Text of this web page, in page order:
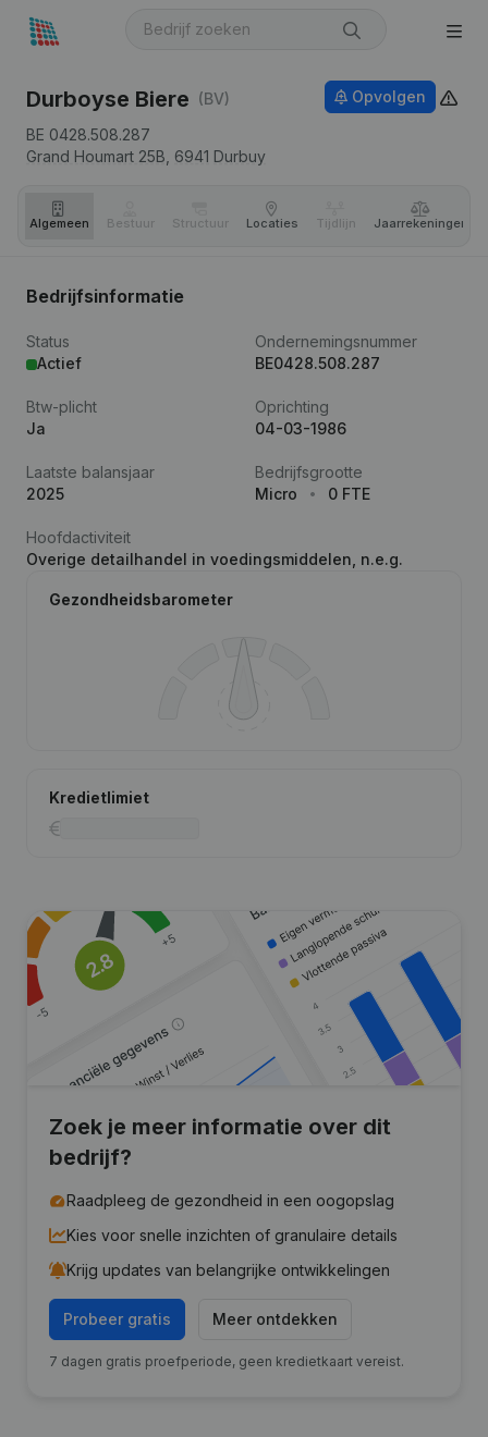
Durboyse Biere (BV)
BE 0428.508.287
Grand Houmart 25B, 6941 Durbuy
Opvolgen
Algemeen Bestuur Structuur Locaties Tijdlijn Jaar­rekeningen
Bedrijfsinformatie
Status
Actief
Ondernemingsnummer
BE0428.508.287
Btw-plicht
Ja
Oprichting
04-03-1986
Laatste balansjaar
2025
Bedrijfsgrootte
Micro
0 FTE
Hoofdactiviteit
Overige detailhandel in voedingsmiddelen, n.e.g.
Gezondheidsbarometer
Kredietlimiet
Zoek je meer informatie over dit
bedrijf?
Raadpleeg de gezondheid in een oogopslag
Kies voor snelle inzichten of granulaire details
Krijg updates van belangrijke ontwikkelingen
Probeer gratis Meer ontdekken
7 dagen gratis proefperiode, geen kredietkaart vereist.